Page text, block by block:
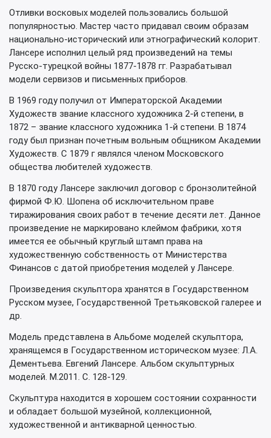
Отливки восковых моделей пользовались большой
популярностью. Мастер часто придавал своим образам
национально-исторический или этнографический колорит.
Лансере исполнил целый ряд произведений на темы
Русско-турецкой войны 1877-1878 гг. Разрабатывал
модели сервизов и письменных приборов.
В 1969 году получил от Императорской Академии
Художеств звание классного художника 2-й степени, в
1872 – звание классного художника 1-й степени. В 1874
году был признан почетным вольным общником Академии
Художеств. С 1879 г являлся членом Московского
общества любителей художеств.
В 1870 году Лансере заключил договор с бронзолитейной
фирмой Ф.Ю. Шопена об исключительном праве
тиражирования своих работ в течение десяти лет. Данное
произведение не маркировано клеймом фабрики, хотя
имеется ее обычный круглый штамп права на
художественную собственность от Министерства
Финансов с датой приобретения моделей у Лансере.
Произведения скульптора хранятся в Государственном
Русском музее, Государственной Третьяковской галерее и
др.
Модель представлена в Альбоме моделей скульптора,
хранящемся в Государственном историческом музее: Л.А.
Дементьева. Евгений Лансере. Альбом скульптурных
моделей. М.2011. С. 128-129.
Скульптура находится в хорошем состоянии сохранности
и обладает большой музейной, коллекционной,
художественной и антикварной ценностью.